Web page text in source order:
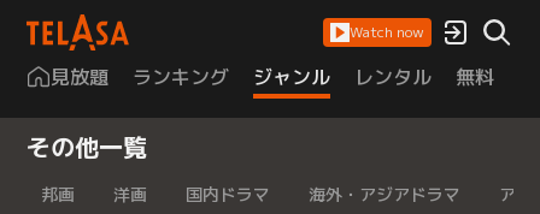
Watch now
見放題 ランキング ジャンル レンタル 無料
その他一覧
邦画 洋画 国内ドラマ 海外・アジアドラマ アニ